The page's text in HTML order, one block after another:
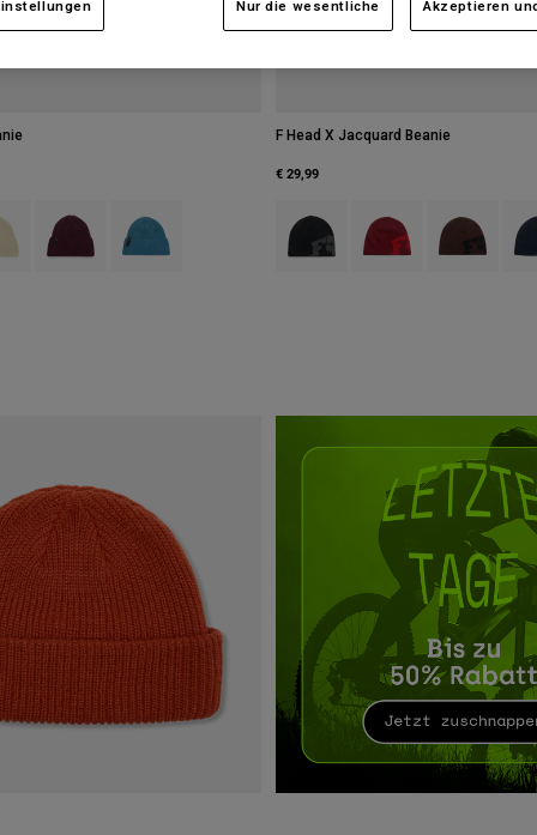
of Schwarz.
swatch type of Creme.
Product swatch type of Dunkles Kastanienbraun.
Product swatch type of Deep Blue.
F Head X Jacquard Beanie
€ 29,99
Product swatch type of Schwarz.
Product swatch type of
Product
Nur die wesentliche Akzeptieren